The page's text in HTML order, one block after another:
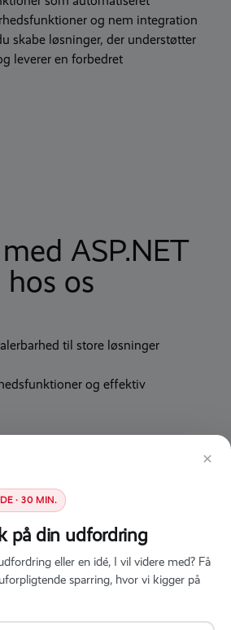
og nem integration
skabe løsninger, der understøtter
leverer en forbedret
ASP.NET
os
til store løsninger
og effektiv
med databaser som SQL Server
leverer skræddersyede løsninger
×
· 30 MIN.
på din udfordring
eller en idé, I vil videre med? Få
sparring, hvor vi kigger på